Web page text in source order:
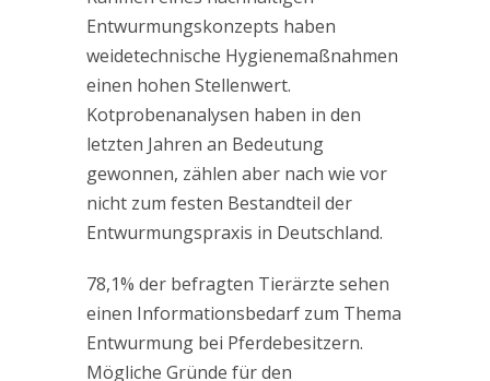
Entwurmungskonzepts haben
weidetechnische Hygienemaßnahmen
einen hohen Stellenwert.
Kotprobenanalysen haben in den
letzten Jahren an Bedeutung
gewonnen, zählen aber nach wie vor
nicht zum festen Bestandteil der
Entwurmungspraxis in Deutschland.
78,1% der befragten Tierärzte sehen
einen Informationsbedarf zum Thema
Entwurmung bei Pferdebesitzern.
Mögliche Gründe für den